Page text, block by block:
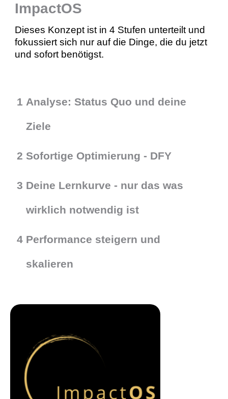
ImpactOS
Dieses Konzept ist in 4 Stufen unterteilt und
fokussiert sich nur auf die Dinge, die du jetzt
und sofort benötigst.
1 Analyse: Status Quo und deine
Ziele
2 Sofortige Optimierung - DFY
3 Deine Lernkurve - nur das was
wirklich notwendig ist
4 Performance steigern und
skalieren